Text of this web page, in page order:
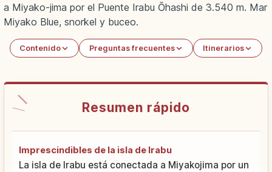
a Miyako-jima por el Puente Irabu Ōhashi de 3.540 m. Mar
Miyako Blue, snorkel y buceo.
Contenido Preguntas frecuentes Itinerarios
Resumen rápido
Imprescindibles de la isla de Irabu
La isla de Irabu está conectada a Miyakojima por un